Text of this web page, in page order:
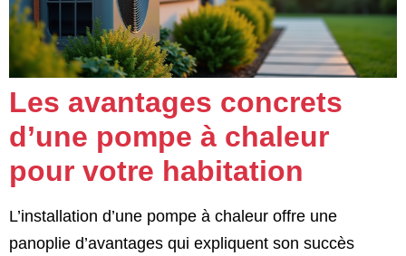
Les avantages concrets
d’une pompe à chaleur
pour votre habitation
L’installation d’une pompe à chaleur offre une
panoplie d’avantages qui expliquent son succès